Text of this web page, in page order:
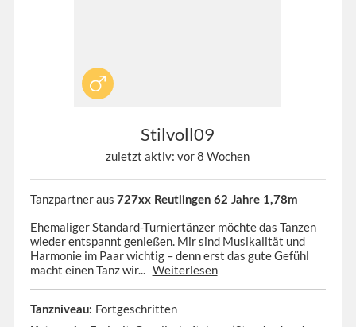
Stilvoll09
zuletzt aktiv: vor 8 Wochen
Tanzpartner aus 727xx Reutlingen 62 Jahre 1,78m
Ehemaliger Standard-Turniertänzer möchte das Tanzen
wieder entspannt genießen. Mir sind Musikalität und
Harmonie im Paar wichtig – denn erst das gute Gefühl
macht einen Tanz wir... Weiterlesen
Tanzniveau: Fortgeschritten